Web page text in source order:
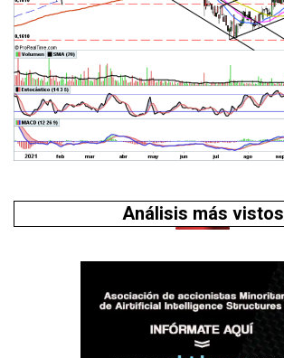
Análisis más vistos